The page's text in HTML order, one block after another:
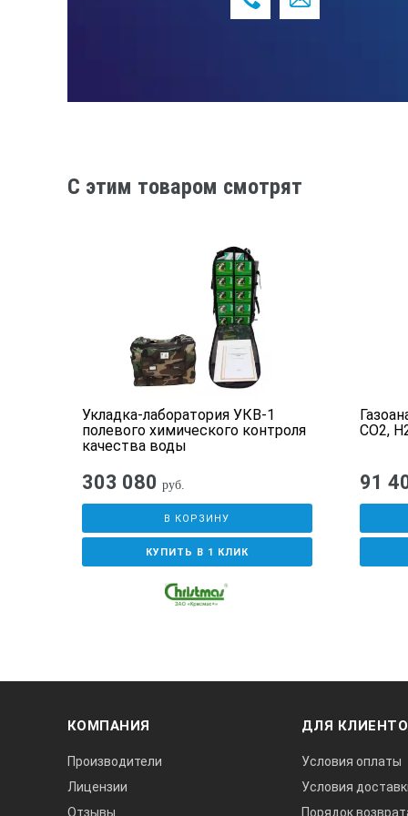
Методика поверки прибора – 1 ш.
C этим товаром смотрят
Укладка-лаборатория УКВ-1
полевого химического контроля
качества воды
303 080 руб.
В КОРЗИНУ
КУПИТЬ В 1 КЛИК
CO2,
91
КОМПАНИЯ
Производители
Лицензии
Отзывы
ДЛЯ
Условия оплаты
Условия
Порядок